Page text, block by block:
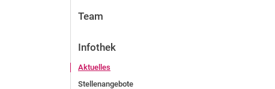
Team
Infothek
Aktuelles
Stellenangebote